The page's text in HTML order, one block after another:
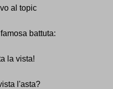
al topic
battuta:
la vista!
l'asta?